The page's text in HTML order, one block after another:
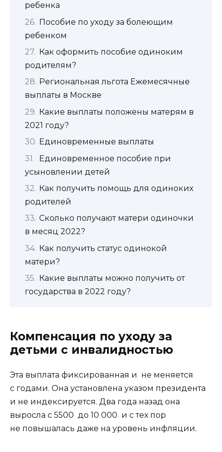
ребенка
Пособие по уходу за болеющим
ребенком
Как оформить пособие одиноким
родителям?
Региональная льгота Ежемесячные
выплаты в Москве
Какие выплаты положены матерям в
2021 году?
Единовременные выплаты
Единовременное пособие при
усыновлении детей
Как получить помощь для одиноких
родителей
Сколько получают матери одиночки
в месяц 2022?
Как получить статус одинокой
матери?
Какие выплаты можно получить от
государства в 2022 году?
Компенсация по уходу за
детьми с инвалидностью
Эта выплата фиксированная и не меняется
с годами. Она установлена указом президента
и не индексируется. Два года назад она
выросла с 5500 до 10 000 и с тех пор
не повышалась даже на уровень инфляции.